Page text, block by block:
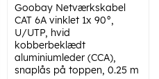
Goobay Netværkskabel
CAT 6A vinklet 1x 90°,
U/UTP, hvid
kobberbeklædt
aluminiumleder (CCA),
snaplås på toppen, 0.25 m